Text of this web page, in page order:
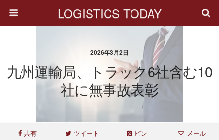
LOGISTICS TODAY
2026年3月2日
九州運輸局、トラック6社含む10
社に無事故表彰
共有 ツイート ピン メール